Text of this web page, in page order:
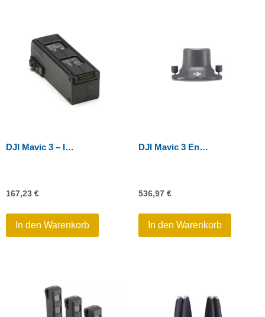
DJI Mavic 3 – Intelligent Flight Battery M3E „normal“
167,23 €
In den Warenkorb
DJI Mavic 3 Enterprise Serie – RTK-Modul (PART 01)
536,97 €
In den Warenkorb